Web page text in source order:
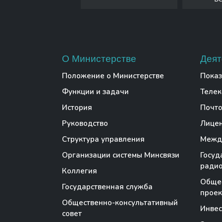
О Министерстве
Положение о Министерстве
Функции и задачи
История
Руководство
Структура управления
Организации системы Минсвязи
Коллегия
Государственная служба
Общественно-консультативный
совет